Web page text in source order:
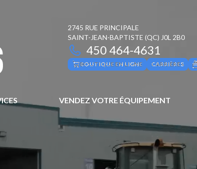
2745 RUE PRINCIPALE
SAINT-JEAN-BAPTISTE (QC) J0L 2B0
450 464-4631
BOUTIQUE EN LIGNE CARRIÈRES
VENDEZ VOTRE ÉQUIPEMENT